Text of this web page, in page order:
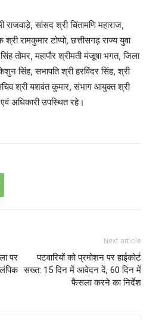
राजवाड़े, सांसद श्री चिंतामणि महाराज,
रामकुमार टोप्पो, छत्तीसगढ़ राज्य युवा
तोमर, महापौर श्रीमती मंजूषा भगत, जिला
सिंह, सभापति श्री हरविंदर सिंह, श्री
श्री यशवंत कुमार, संभाग आयुक्त श्री
अधिकारी उपस्थित रहे।
पर
Next article
पटवारियों को प्रमोशन पर हाईकोर्ट
सख्त: 15 दिन में आवेदन दें, 60 दिन में
फैसला करने का निर्देश